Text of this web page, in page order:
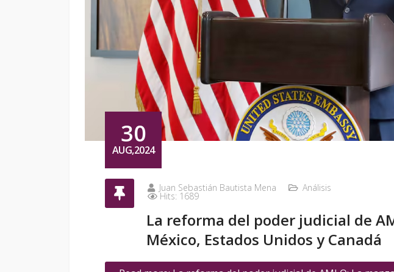
30
AUG,2024
Juan Sebastián Bautista Mena Análisis
Hits: 1689
La reforma del poder judicial de
México, Estados Unidos y Canadá